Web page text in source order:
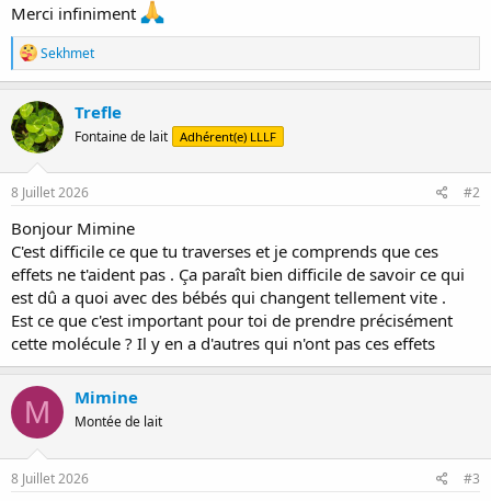
Merci infiniment
R
é
a
c
t
i
o
n
s
Sekhmet
Trefle
Fontaine de lait Adhérent(e) LLLF
8 Juillet 2026 #2
Bonjour Mimine
C'est difficile ce que tu traverses et je comprends que ces
effets ne t'aident pas . Ça paraît bien difficile de savoir ce qui
est dû a quoi avec des bébés qui changent tellement vite .
Est ce que c'est important pour toi de prendre précisément
cette molécule ? Il y en a d'autres qui n'ont pas ces effets
M Mimine
Montée de lait
8 Juillet 2026 #3